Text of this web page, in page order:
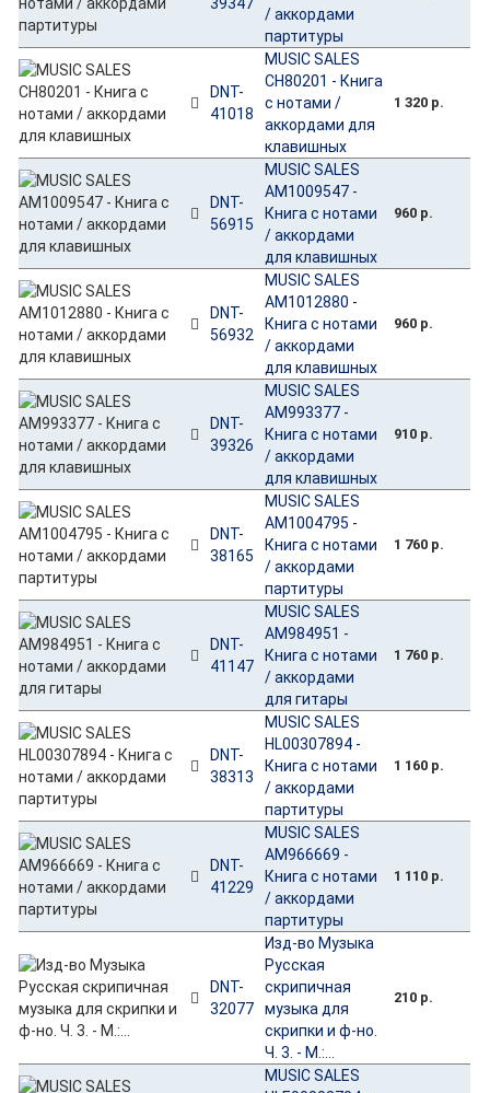
/ аккордами
партитуры
DNT-
41018
MUSIC SALES
CH80201 - Книга
с нотами /
аккордами для
клавишных
1 320 р.
DNT-
56915
MUSIC SALES
AM1009547 -
Книга с нотами
/ аккордами
для клавишных
960 р.
DNT-
56932
MUSIC SALES
AM1012880 -
Книга с нотами
/ аккордами
для клавишных
960 р.
DNT-
39326
MUSIC SALES
AM993377 -
Книга с нотами
/ аккордами
для клавишных
910 р.
DNT-
38165
MUSIC SALES
AM1004795 -
Книга с нотами
/ аккордами
партитуры
1 760 р.
DNT-
41147
MUSIC SALES
AM984951 -
Книга с нотами
/ аккордами
для гитары
1 760 р.
DNT-
38313
MUSIC SALES
HL00307894 -
Книга с нотами
/ аккордами
партитуры
1 160 р.
DNT-
41229
MUSIC SALES
AM966669 -
Книга с нотами
/ аккордами
партитуры
1 110 р.
DNT-
32077
Изд-во Музыка
Русская
скрипичная
музыка для
скрипки и ф-но.
Ч. 3. - М.:...
210 р.
MUSIC SALES